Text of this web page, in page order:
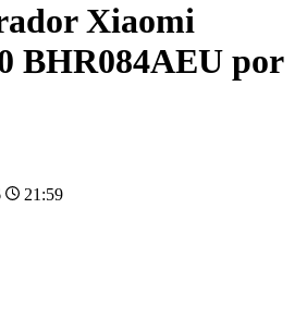
Xiaomi
BHR084AEU por
21:59